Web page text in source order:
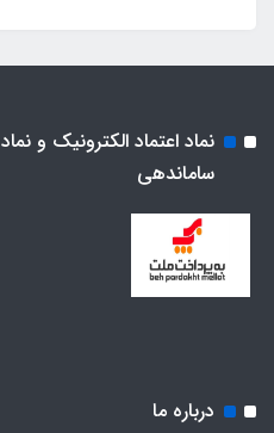
نماد اعتماد الکترونیک و نماد
ساماندهی
درباره ما